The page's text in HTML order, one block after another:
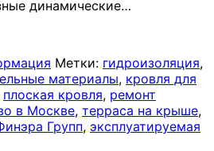
динамические…
Метки: гидроизоляция,
материалы, кровля для
плоская кровля, ремонт
в Москве, терраса на крыше,
Групп, эксплуатируемая